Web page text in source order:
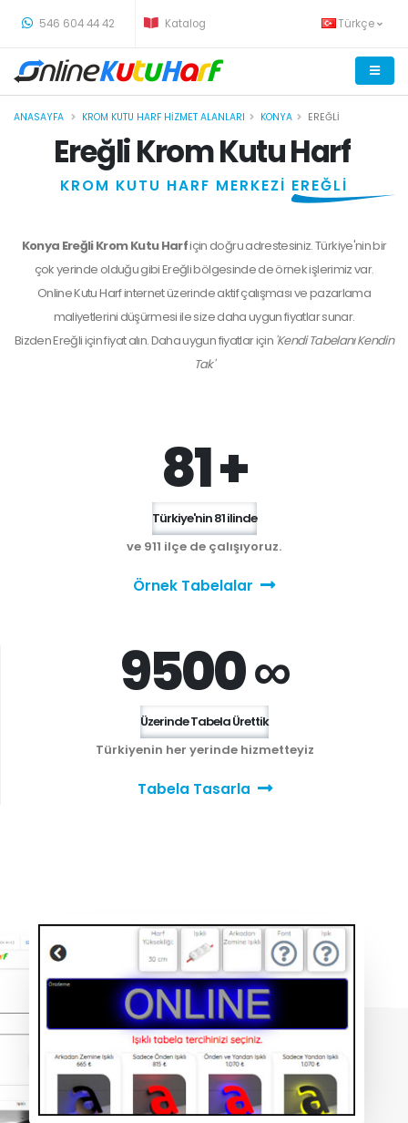
546 604 44 42 Katalog Türkçe
ANASAYFA KROM KUTU HARF HIZMET ALANLARI KONYA EREĞLI
Ereğli Krom Kutu Harf
KROM KUTU HARF MERKEZİ EREĞLİ
Konya Ereğli Krom Kutu Harfiçin doğru adrestesiniz. Türkiye'nin bir
çok yerinde olduğu gibi Ereğli bölgesinde de örnek işlerimiz var.
Online Kutu Harf internet üzerinde aktif çalışması ve pazarlama
maliyetlerini düşürmesi ile size daha uygun fiyatlar sunar.
BizdenEreğliiçin fiyat alın. Daha uygun fiyatlar için 'Kendi Tabelanı Kendin
Tak'
81 +
Türkiye'nin 81 ilinde
ve 911 ilçe de çalışıyoruz.
Örnek Tabelalar
9500 ∞
Üzerinde Tabela Ürettik
Türkiyenin her yerinde hizmetteyiz
Tabela Tasarla